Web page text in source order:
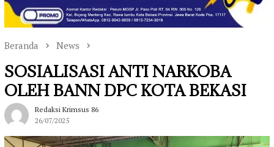
Beranda News
SOSIALISASI ANTI NARKOBA
OLEH BANN DPC KOTA BEKASI
Redaksi Krimsus 86
26/07/2025